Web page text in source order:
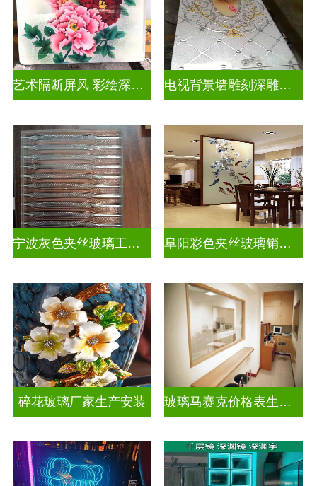
艺术隔断屏风 彩绘深雕浮雕玻璃 电视背景墙雕刻深雕双面效果
宁波灰色夹丝玻璃工厂招聘 阜阳彩色夹丝玻璃销售电话
碎花玻璃厂家生产安装 玻璃马赛克价格表生产电话